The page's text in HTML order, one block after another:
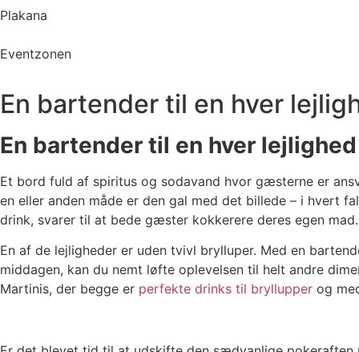
Plakana
Eventzonen
En bartender til en hver
En bartender til en hver lejlighed
Et bord fuld af spiritus og sodavand hvor gæsterne er
en eller anden måde er den gal med det billede – i hvert
drink, svarer til at bede gæster kokkerere deres egen
En af de lejligheder er uden tvivl brylluper. Med en
middagen, kan du nemt løfte oplevelsen til helt andre
Martinis, der begge er perfekte drinks til bryllupper og